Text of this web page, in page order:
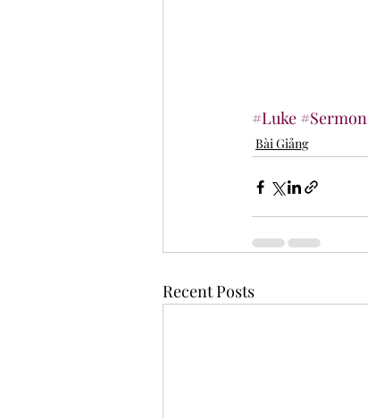
#Luke #Sermon
Bài Giảng
Recent Posts